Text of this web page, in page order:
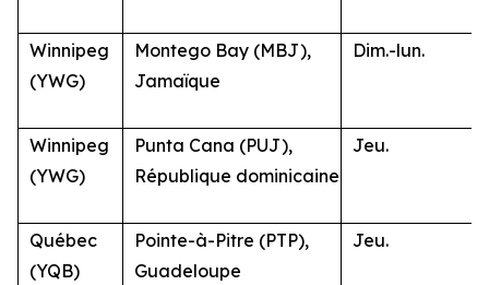
Winnipeg
(YWG)
Montego Bay (MBJ),
Jamaïque
Dim.-lun.
Winnipeg
(YWG)
Punta Cana (PUJ),
République dominicaine
Jeu.
Québec
(YQB)
Pointe-à-Pitre (PTP),
Guadeloupe
Jeu.